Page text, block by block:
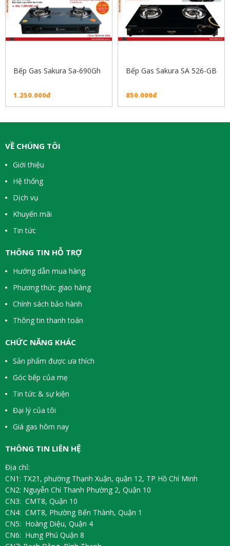
Bếp Gas Sakura Sa-690Gh
1.250.000đ
Bếp Gas Sakura SA 526-GB
850.000đ
VỀ CHÚNG TÔI
Giới thiệu
Hệ thống
Dịch vụ
Khuyến mãi
Tin tức
THÔNG TIN HỖ TRỢ
Hướng dẫn mua hàng
Phương thức giao hàng
Chính sách bảo hành
Thông tin thanh toán
CHỨC NĂNG KHÁC
Sản phẩm được ưa thích
Góc bếp của mẹ
Tin tức & sự kiện
Đại lý của tôi
Giá gas hôm nay
THÔNG TIN LIÊN HỆ
Địa chỉ:
CN1: TX21, phường Thạnh Xuận, quận 12, TP Hồ Chí Minh
CN2: Nguyễn Chí Thanh Phường 2, Quận 10
CN3: CMT8, Quận 10
CN4: CMT8, Phường Bến Thành, Quận 1
CN5: Hoàng Diệu, Quận 4
CN6: Hưng Phú Quận 8